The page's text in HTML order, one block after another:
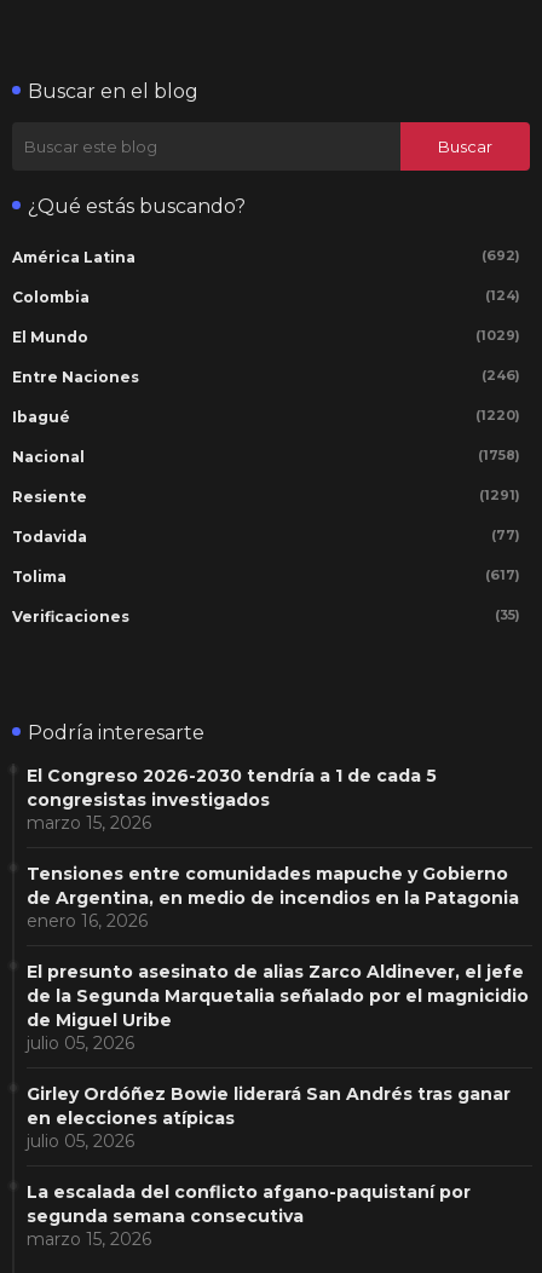
Buscar en el blog
¿Qué estás buscando?
América Latina (692)
Colombia (124)
El Mundo (1029)
Entre Naciones (246)
Ibagué (1220)
Nacional (1758)
Resiente (1291)
Todavida (77)
Tolima (617)
Verificaciones (35)
Podría interesarte
El Congreso 2026-2030 tendría a 1 de cada 5
congresistas investigados
marzo 15, 2026
Tensiones entre comunidades mapuche y Gobierno
de Argentina, en medio de incendios en la Patagonia
enero 16, 2026
El presunto asesinato de alias Zarco Aldinever, el jefe
de la Segunda Marquetalia señalado por el magnicidio
de Miguel Uribe
julio 05, 2026
Girley Ordóñez Bowie liderará San Andrés tras ganar
en elecciones atípicas
julio 05, 2026
La escalada del conflicto afgano-paquistaní por
segunda semana consecutiva
marzo 15, 2026